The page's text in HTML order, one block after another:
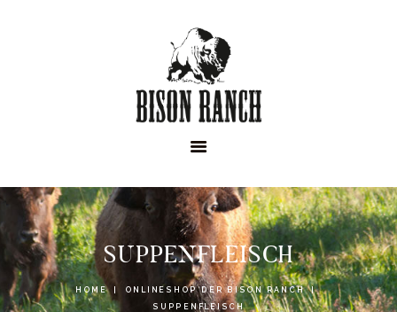
SUPPENFLEISCH
HOME
ONLINESHOP DER BISON RANCH
SUPPENFLEISCH
ONLINESHOP
NEWS